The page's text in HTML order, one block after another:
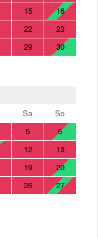
15
16
22
23
29
30
Sa
So
5
6
12
13
19
20
26
27